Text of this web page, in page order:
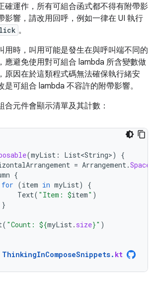
確運作，所有可組合函式都不得有附帶影
影響，請改用回呼，例如一律在 UI 執行
。
用時，叫用可能是發生在與呼叫端不同的
應避免使用對可組合 lambda 所含變數做
原因在於這類程式碼無法確保執行緒安
是可組合 lambda 不容許的附帶影響。
合元件會顯示清單及其計數：
(myList : List<String>)
{
= Arrangement.
{
for (item in myList)
{
Text( "Item: $item" )
}
( "Count: ${myList. size}" )
ThinkingInComposeSnippets. kt